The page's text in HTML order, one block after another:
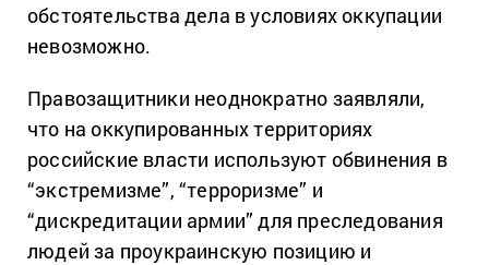
обстоятельства дела в условиях оккупации
невозможно.
Правозащитники неоднократно заявляли,
что на оккупированных территориях
российские власти используют обвинения в
“экстремизме”, “терроризме” и
“дискредитации армии” для преследования
людей за проукраинскую позицию и